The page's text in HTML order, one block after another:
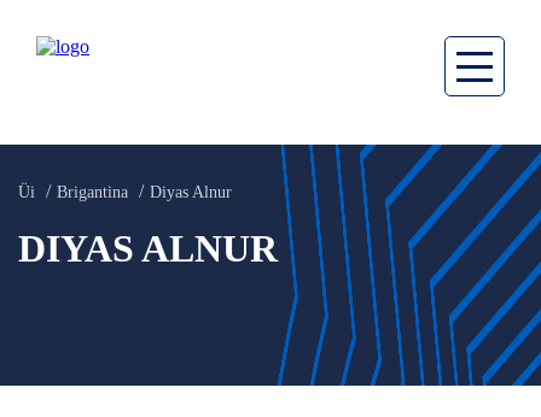
Üi Brigantina Diyas Alnur
DIYAS ALNUR